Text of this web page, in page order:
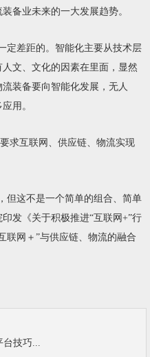
备业未来的一大发展趋势。
差距的。智能化主要从技术层
文、文化的因素在里面，显然
装备要向智能化发展，无人
用。
互联网、供应链、物流实现
这不是一个简单的组合、简单
发《关于积极推进“互联网+”行
联网＋”与供应链、物流的融合
技巧...